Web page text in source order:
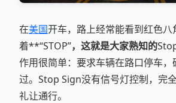
在美国开车，路上经常能看到红色八
着**“STOP”，这就是大家熟知的
作用很简单：要求车辆在路口停车
过。Stop Sign没有信号灯控制，完
礼让通行。